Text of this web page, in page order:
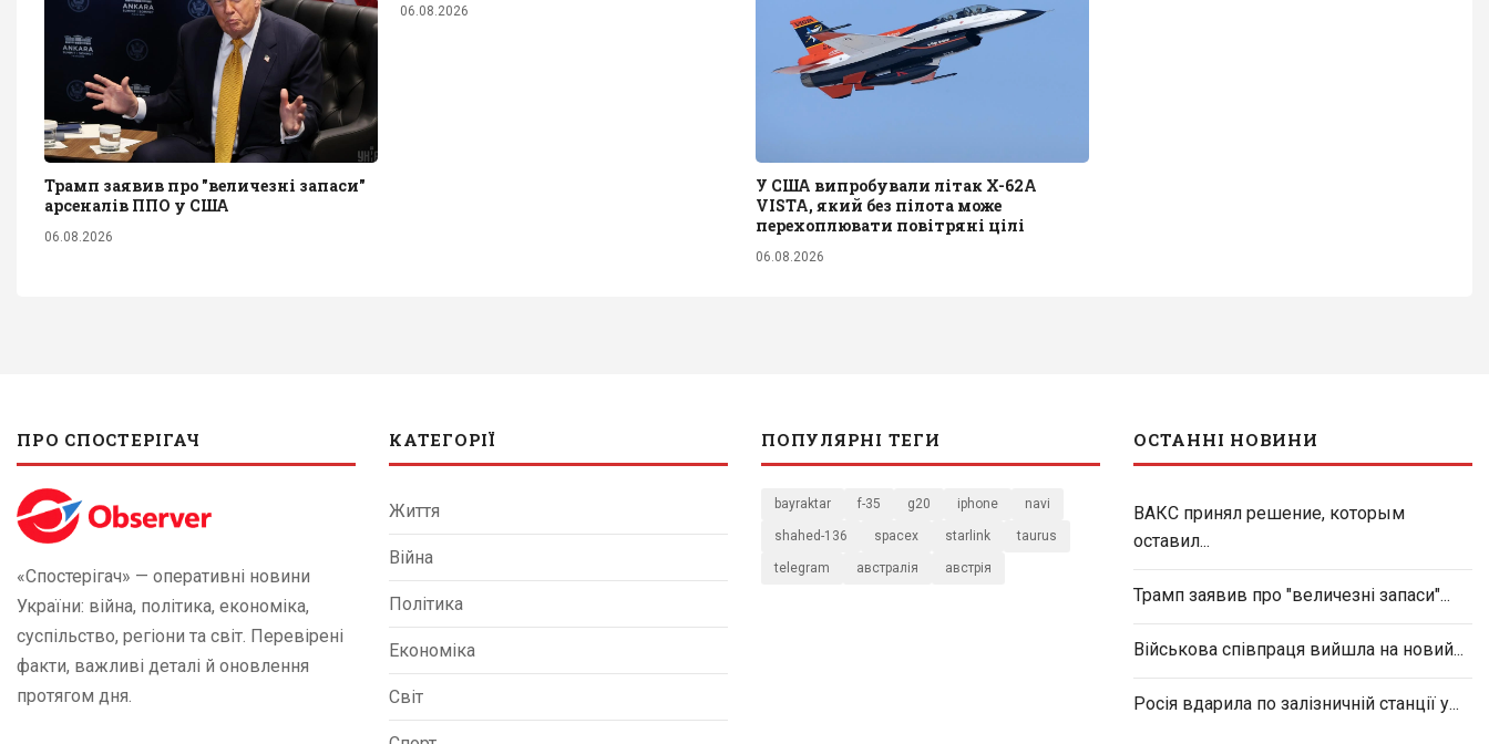
Трамп заявив про "величезні запаси"
арсеналів ППО у США
06.08.2026
06.08.2026
У США випробували літак X-62A
VISTA, який без пілота може
перехоплювати повітряні цілі
06.08.2026
ПРО СПОСТЕРІГАЧ
«Спостерігач» — оперативні новини
України: війна, політика, економіка,
суспільство, регіони та світ. Перевірені
факти, важливі деталі й оновлення
протягом дня.
КАТЕГОРІЇ
Життя
Війна
Політика
Економіка
Світ
ПОПУЛЯРНІ ТЕГИ
bayraktar f-35 g20 iphone navi
shahed-136 spacex starlink taurus
telegram австралія австрія
ОСТАННІ НОВИНИ
ВАКС принял решение, которым
оставил...
Трамп заявив про "величезні запаси"...
Військова співпраця вийшла на новий...
Росія вдарила по залізничній станції у...